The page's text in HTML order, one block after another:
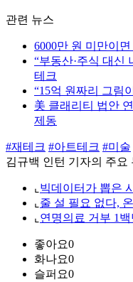
관련 뉴스
6000만 원 미만이
“부동산·주식 대신
테크
“15억 원짜리 그림
美 클래리티 법안
제동
#재테크 #아트테크 #미술
김규백 인턴 기자의 주요
⌞ 빅데이터가 뽑은
⌞ 줄 설 필요 없다,
⌞ 연명의료 거부 1
좋아요0
화나요0
슬퍼요0